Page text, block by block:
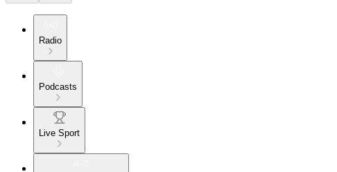
Radio
Podcasts
Live Sport